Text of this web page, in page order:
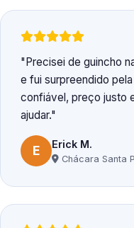
Precisei de guincho
e fui surpreendido
confiável, preço justo
ajudar.
E Erick M.
Chácara Santa